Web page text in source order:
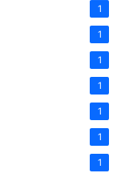
1
1
1
1
1
1
1